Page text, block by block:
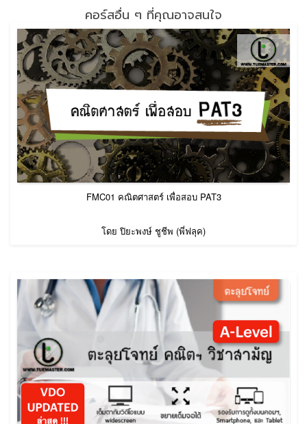
คอร์สอื่น ๆ ที่คุณอาจสนใจ
FMC01 คณิตศาสตร์ เพื่อสอบ PAT3
โดย ปิยะพงษ์ ชูชีพ (พี่ฟลุค)